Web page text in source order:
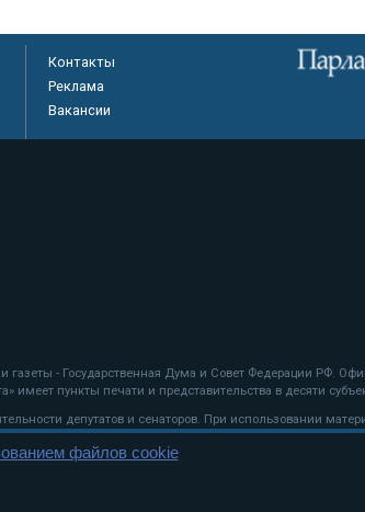
Контакты
Реклама
Вакансии
газеты - Государственная Дума и Совет Федерации РФ.
имеет пункты печати и представительства в десяти
депутатов и сенаторов. При использовании
файлов cookie